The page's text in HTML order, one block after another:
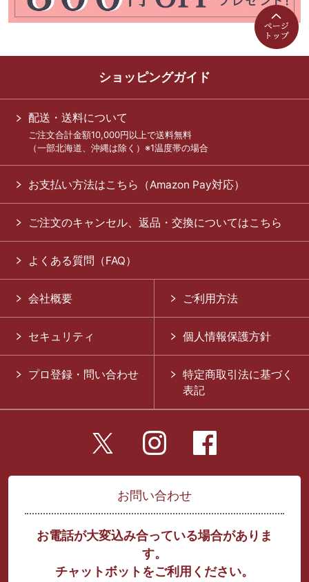
ショッピングガイド
配送・送料について
ご注文合計金額10,000円以上で送料無料
（一部北海道、沖縄は除く）※1温度帯の場合
お支払い方法はこちら（Amazon Pay対応）
ご注文のキャンセル、返品・交換についてはこちら
よくある質問（FAQ）
会社概要 ご利用方法
セキュリティ 個人情報保護方針
プロ登録・問い合わせ
特定商取引法に基づく
表記
お問い合わせ
お電話が大変込み合っている場合がありま
す。
チャットボットをご利用ください。